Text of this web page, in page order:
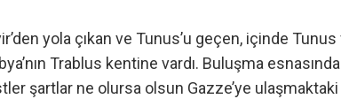
yola çıkan ve Tunus’u geçen, içinde
Trablus kentine vardı. Buluşma
şartlar ne olursa olsun Gazze’ye ulaşmaktaki